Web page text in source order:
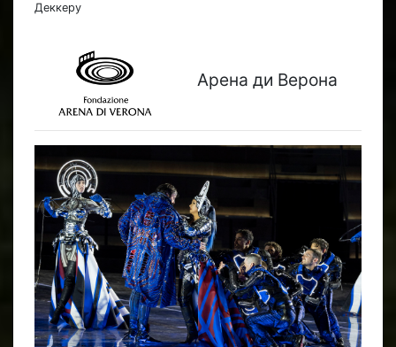
Деккеру
Арена ди Верона